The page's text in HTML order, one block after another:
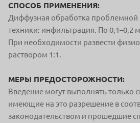
СПОСОБ ПРИМЕНЕНИЯ:
Диффузная обработка
техники: инфильтрация. По 0,1–0,2
При необходимости развести
раствором 1:1.
МЕРЫ ПРЕДОСТОРОЖНОСТИ:
Введение могут выполнять только
имеющие на это разрешение в
законодательством и прошедшие